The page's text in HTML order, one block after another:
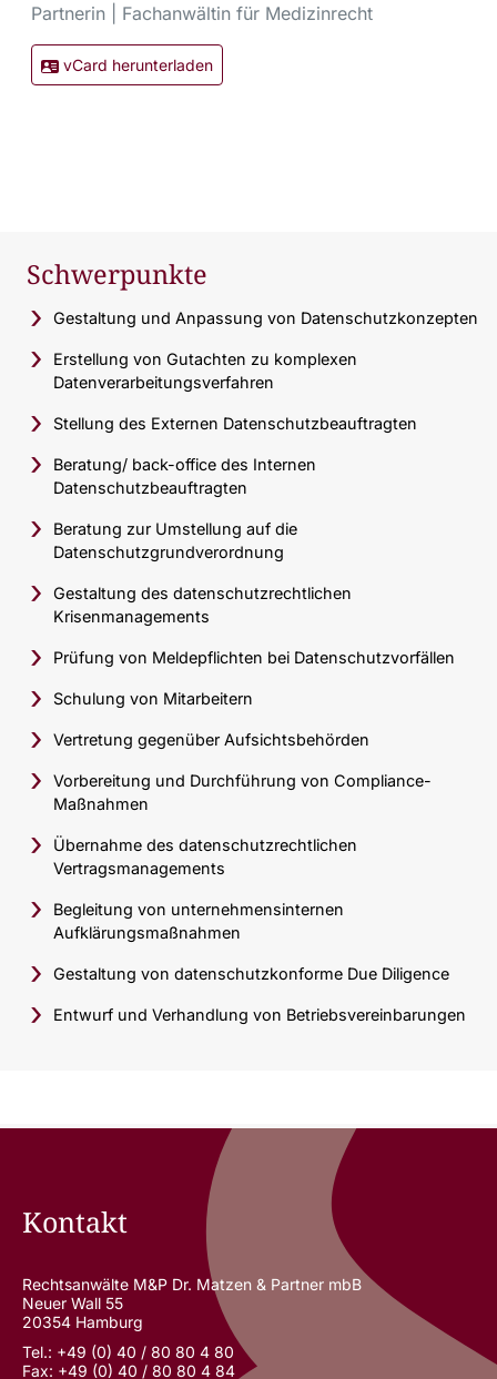
Partnerin | Fachanwältin für Medizinrecht
vCard herunterladen
Schwerpunkte
Gestaltung und Anpassung von Datenschutzkonzepten
Erstellung von Gutachten zu komplexen
Datenverarbeitungsverfahren
Stellung des Externen Datenschutzbeauftragten
Beratung/ back-office des Internen
Datenschutzbeauftragten
Beratung zur Umstellung auf die
Datenschutzgrundverordnung
Gestaltung des datenschutzrechtlichen
Krisenmanagements
Prüfung von Meldepflichten bei Datenschutzvorfällen
Schulung von Mitarbeitern
Vertretung gegenüber Aufsichtsbehörden
Vorbereitung und Durchführung von Compliance-
Maßnahmen
Übernahme des datenschutzrechtlichen
Vertragsmanagements
Begleitung von unternehmensinternen
Aufklärungsmaßnahmen
Gestaltung von datenschutzkonforme Due Diligence
Entwurf und Verhandlung von Betriebsvereinbarungen
Kontakt
Rechtsanwälte M&P Dr. Matzen & Partner mbB
Neuer Wall 55
20354 Hamburg
Tel.: +49 (0) 40 / 80 80 4 80
Fax: +49 (0) 40 / 80 80 4 84